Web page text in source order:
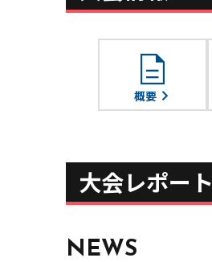
description
概要
大会レポート
NEWS